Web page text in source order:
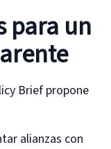
para un
Brief propone
alianzas con